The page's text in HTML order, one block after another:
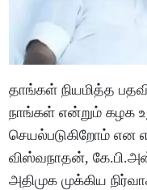
தாங்கள் நியமித்த
நாங்கள் என்றும் கழக
செயல்படுகிறோம் என
விஸ்வநாதன்,
அதிமுக முக்கிய